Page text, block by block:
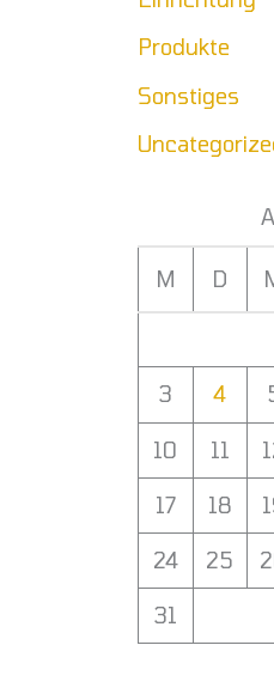
Produkte
Sonstiges
M D
3 4
10 11
17 18
24 25
31